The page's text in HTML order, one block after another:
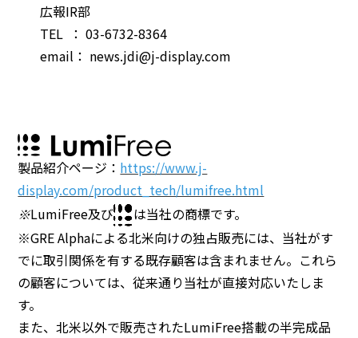
広報IR部
TEL ： 03-6732-8364
email： news.jdi@j-display.com
製品紹介ページ： https://www.j-
display.com/product_tech/lumifree.html
※LumiFree及び
は当社の商標です。
※GRE Alphaによる北米向けの独占販売には、当社がす
でに取引関係を有する既存顧客は含まれません。これら
の顧客については、従来通り当社が直接対応いたしま
す。
また、北米以外で販売されたLumiFree搭載の半完成品